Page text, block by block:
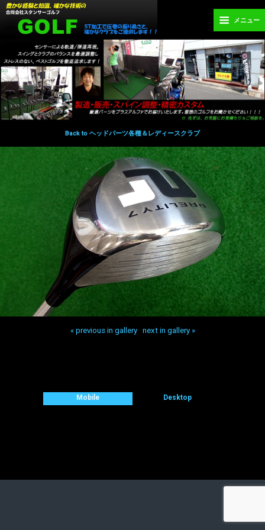
メニュー
Back to ヘッドパーツ各種＆レディースクラブ
« previous in gallery next in gallery »
Mobile Desktop